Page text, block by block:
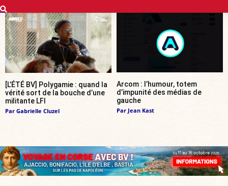
[L’ÉTÉ BV] Polygamie : quand la
vérité sort de la bouche d’une
militante LFI
Par Gabrielle Cluzel
Arcom : l’humour, totem
d’impunité des médias de
gauche
Par Jean Kast